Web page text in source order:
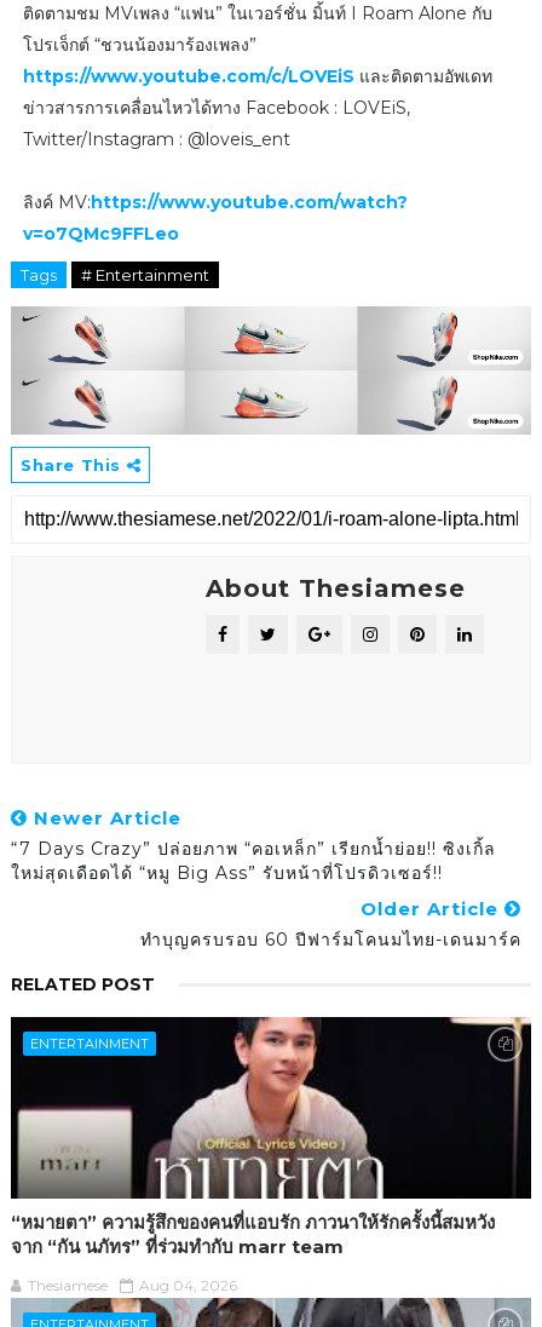
ติดตามชม MVเพลง “แฟน” ในเวอร์ชั่น มิ้นท์ I Roam Alone กับ
โปรเจ็กต์ “ชวนน้องมาร้องเพลง”
https://www.youtube.com/c/LOVEiS และติดตามอัพเดท
ข่าวสารการเคลื่อนไหวได้ทาง Facebook : LOVEiS,
Twitter/Instagram : @loveis_ent
ลิงค์ MV:https://www.youtube.com/watch?
v=o7QMc9FFLeo
Tags # Entertainment
Share This
About Thesiamese
Newer Article
“7 Days Crazy” ปล่อยภาพ “คอเหล็ก” เรียกน้ำย่อย!! ซิงเกิ้ล
ใหม่สุดเดือดได้ “หมู Big Ass” รับหน้าที่โปรดิวเซอร์!!
Older Article
ทำบุญครบรอบ 60 ปีฟาร์มโคนมไทย-เดนมาร์ค
RELATED POST
ENTERTAINMENT
“หมายตา” ความรู้สึกของคนที่แอบรัก ภาวนาให้รักครั้งนี้สมหวัง
จาก “กัน นภัทร” ที่ร่วมทำกับ marr team
Thesiamese Aug 04, 2026